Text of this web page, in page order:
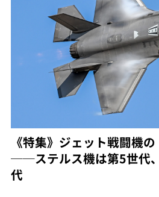
《特集》ジェット戦闘機
──ステルス機は第5世代
代